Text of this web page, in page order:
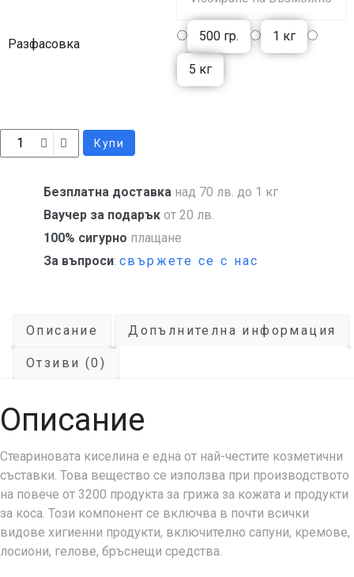
Разфасовка
500 гр. 1 кг
5 кг
Купи
Безплатна доставка над 70 лв. до 1 кг
Ваучер за подарък от 20 лв.
100% сигурно плащане
За въпроси: свържете се с нас
Описание Допълнителна информация
Отзиви (0)
Описание
Стеариновата киселина е една от най-честите козметични
съставки. Това вещество се използва при производството
на повече от 3200 продуктa за грижа за кожата и продукти
за коса. Този компонент се включва в почти всички
видове хигиенни продукти, включително сапуни, кремове,
лосиони, гелове, бръснещи средства.